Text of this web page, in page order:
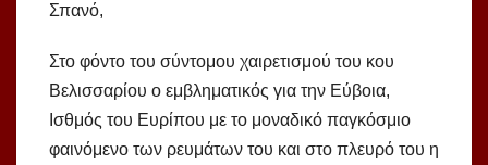
Σπανό,
Στο φόντο του σύντομου χαιρετισμού του κου
Βελισσαρίου ο εμβληματικός για την Εύβοια,
Ισθμός του Ευρίπου με το μοναδικό παγκόσμιο
φαινόμενο των ρευμάτων του και στο πλευρό του η